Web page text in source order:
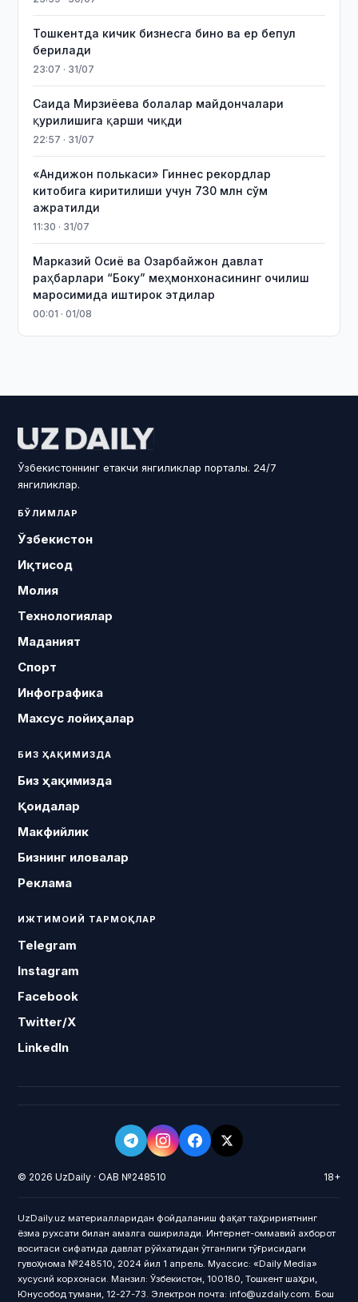
Тошкентда кичик бизнесга бино ва ер бепул
берилади
23:07 · 31/07
Саида Мирзиёева болалар майдончалари
қурилишига қарши чиқди
22:57 · 31/07
«Андижон полькаси» Гиннес рекордлар
китобига киритилиши учун 730 млн сўм
ажратилди
11:30 · 31/07
Марказий Осиё ва Озарбайжон давлат
раҳбарлари “Боку” меҳмонхонасининг очилиш
маросимида иштирок этдилар
00:01 · 01/08
Ўзбекистоннинг етакчи янгиликлар порталы. 24/7
янгиликлар.
БЎЛИМЛАР
Ўзбекистон
Иқтисод
Молия
Технологиялар
Маданият
Спорт
Инфографика
Махсус лойиҳалар
БИЗ ҲАҚИМИЗДА
Биз ҳақимизда
Қоидалар
Макфийлик
Бизнинг иловалар
Реклама
ИЖТИМОИЙ ТАРМОҚЛАР
Telegram
Instagram
Facebook
Twitter/X
LinkedIn
© 2026 UzDaily · ОАВ №248510 18+
UzDaily.uz материалларидан фойдаланиш фақат таҳририятнинг
ёзма рухсати билан амалга оширилади. Интернет-оммавий ахборот
воситаси сифатида давлат рўйхатидан ўтганлиги тўғрисидаги
гувоҳнома №248510, 2024 йил 1 апрель. Муассис: «Daily Media»
хусусий корхонаси. Манзил: Ўзбекистон, 100180, Тошкент шаҳри,
Юнусобод тумани, 12-27-73. Электрон почта: info@uzdaily.com. Бош